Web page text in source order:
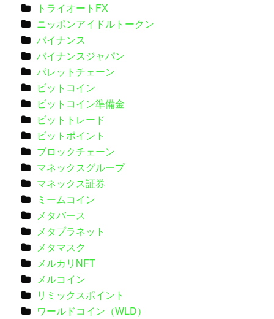
トライオートFX
ニッポンアイドルトークン
バイナンス
バイナンスジャパン
パレットチェーン
ビットコイン
ビットコイン準備金
ビットトレード
ビットポイント
ブロックチェーン
マネックスグループ
マネックス証券
ミームコイン
メタバース
メタプラネット
メタマスク
メルカリNFT
メルコイン
リミックスポイント
ワールドコイン（WLD）